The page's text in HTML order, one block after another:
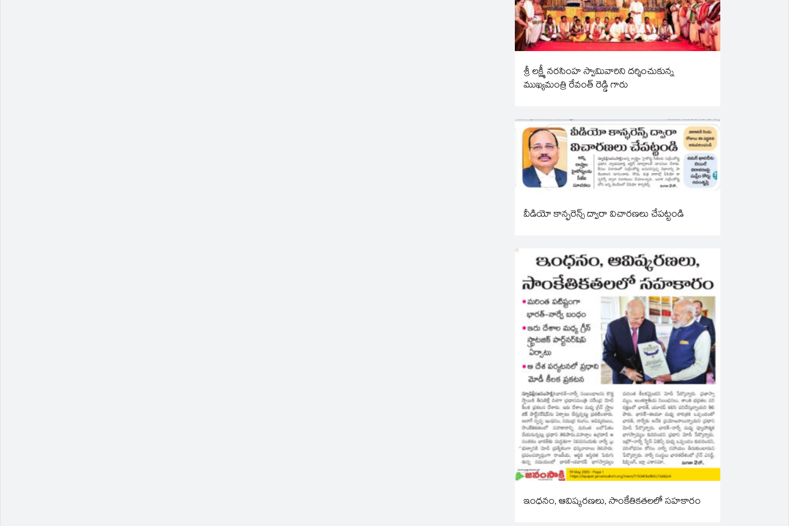
శ్రీ లక్ష్మీ నరసింహ స్వామివారిని దర్శించుకున్న
ముఖ్యమంత్రి రేవంత్ రెడ్డి గారు
వీడియో కాన్ఫరెన్స్ ద్వారా విచారణలు చేపట్టండి
ఇంధనం, ఆవిష్కరణలు, సాంకేతికతలలో సహకారం